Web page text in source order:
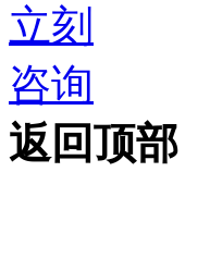
返回顶部